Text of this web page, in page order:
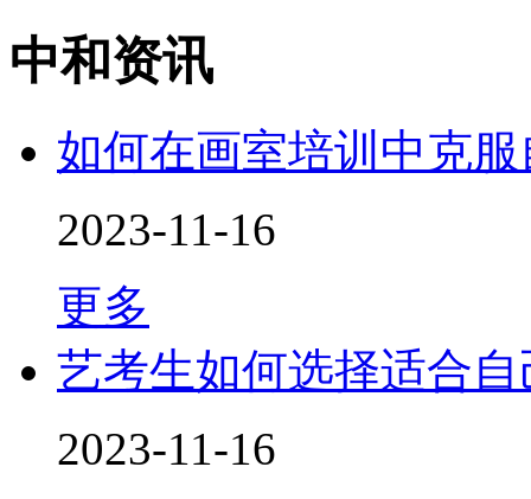
中和资讯
如何在画室培训中克
2023-11-16
更多
艺考生如何选择适合
2023-11-16